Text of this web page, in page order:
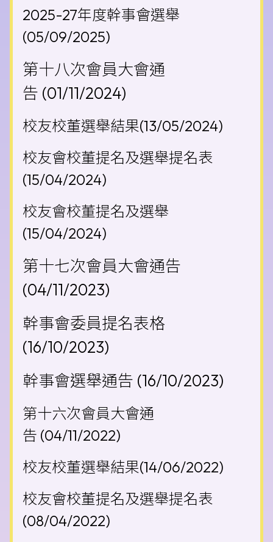
2025-27年度幹事會選舉
(05/09/2025)
第十八次會員大會通
告 (01/11/2024)
校友校董選舉結果(13/05/2024)
校友會校董提名及選舉提名表
(15/04/2024)
校友會校董提名及選舉
(15/04/2024)
第十七次會員大會通告
(04/11/2023)
幹事會委員提名表格
(16/10/2023)
幹事會選舉通告 (16/10/2023)
第十六次會員大會通
告 (04/11/2022)
校友校董選舉結果(14/06/2022)
校友會校董提名及選舉提名表
(08/04/2022)